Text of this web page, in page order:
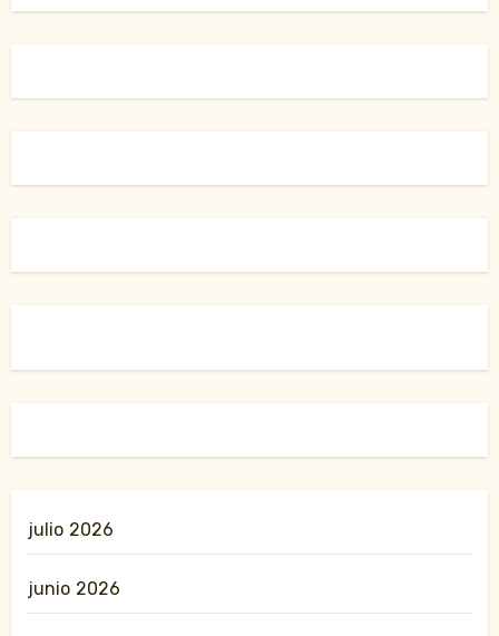
julio 2026
junio 2026